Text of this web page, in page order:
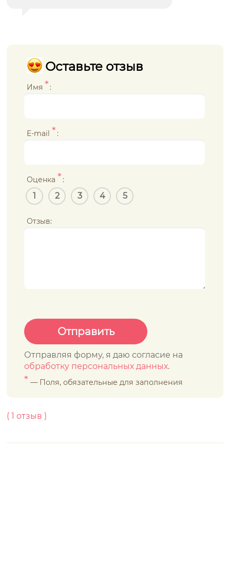
Оставьте отзыв
Имя * :
E-mail * :
Оценка * :
1 2 3 4 5
Отзыв:
Отправляя форму, я даю согласие на
обработку персональных данных.
* — Поля, обязательные для заполнения
(1 отзыв )